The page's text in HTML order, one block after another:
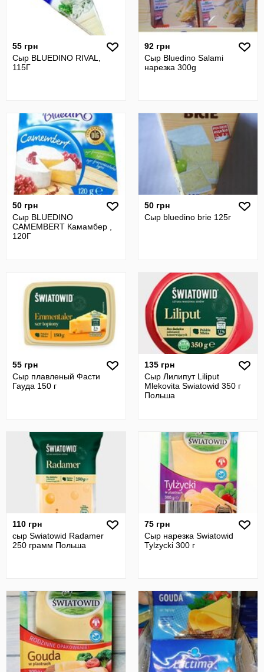
55 грн
Сыр BLUEDINO RIVAL,
115Г
92 грн
Сыр Bluedino Salami
нарезка 300g
50 грн
Сыр BLUEDINO
CAMEMBERT Камамбер ,
120Г
50 грн
Сыр bluedino brie 125г
55 грн
Сыр плавленый Фасти
Гауда 150 г
135 грн
Сыр Лилипут Liliput
Mlekovita Swiatowid 350 г
Польша
110 грн
сыр Swiatowid Radamer
250 грамм Польша
75 грн
Сыр нарезка Swiatowid
Tylzycki 300 г